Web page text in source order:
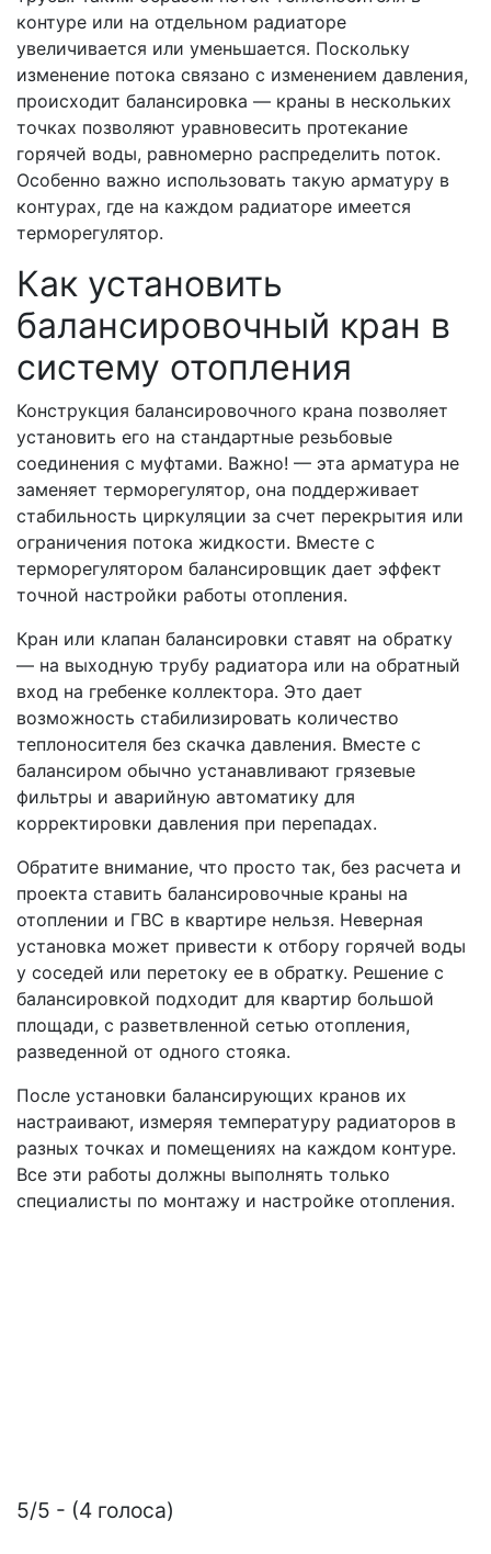
контуре или на отдельном радиаторе
увеличивается или уменьшается. Поскольку
изменение потока связано с изменением давления,
происходит балансировка — краны в нескольких
точках позволяют уравновесить протекание
горячей воды, равномерно распределить поток.
Особенно важно использовать такую арматуру в
контурах, где на каждом радиаторе имеется
терморегулятор.
Как установить
балансировочный кран в
систему отопления
Конструкция балансировочного крана позволяет
установить его на стандартные резьбовые
соединения с муфтами. Важно! — эта арматура не
заменяет терморегулятор, она поддерживает
стабильность циркуляции за счет перекрытия или
ограничения потока жидкости. Вместе с
терморегулятором балансировщик дает эффект
точной настройки работы отопления.
Кран или клапан балансировки ставят на обратку
— на выходную трубу радиатора или на обратный
вход на гребенке коллектора. Это дает
возможность стабилизировать количество
теплоносителя без скачка давления. Вместе с
балансиром обычно устанавливают грязевые
фильтры и аварийную автоматику для
корректировки давления при перепадах.
Обратите внимание, что просто так, без расчета и
проекта ставить балансировочные краны на
отоплении и ГВС в квартире нельзя. Неверная
установка может привести к отбору горячей воды
у соседей или перетоку ее в обратку. Решение с
балансировкой подходит для квартир большой
площади, с разветвленной сетью отопления,
разведенной от одного стояка.
После установки балансирующих кранов их
настраивают, измеряя температуру радиаторов в
разных точках и помещениях на каждом контуре.
Все эти работы должны выполнять только
специалисты по монтажу и настройке отопления.
5/5 - (4 голоса)